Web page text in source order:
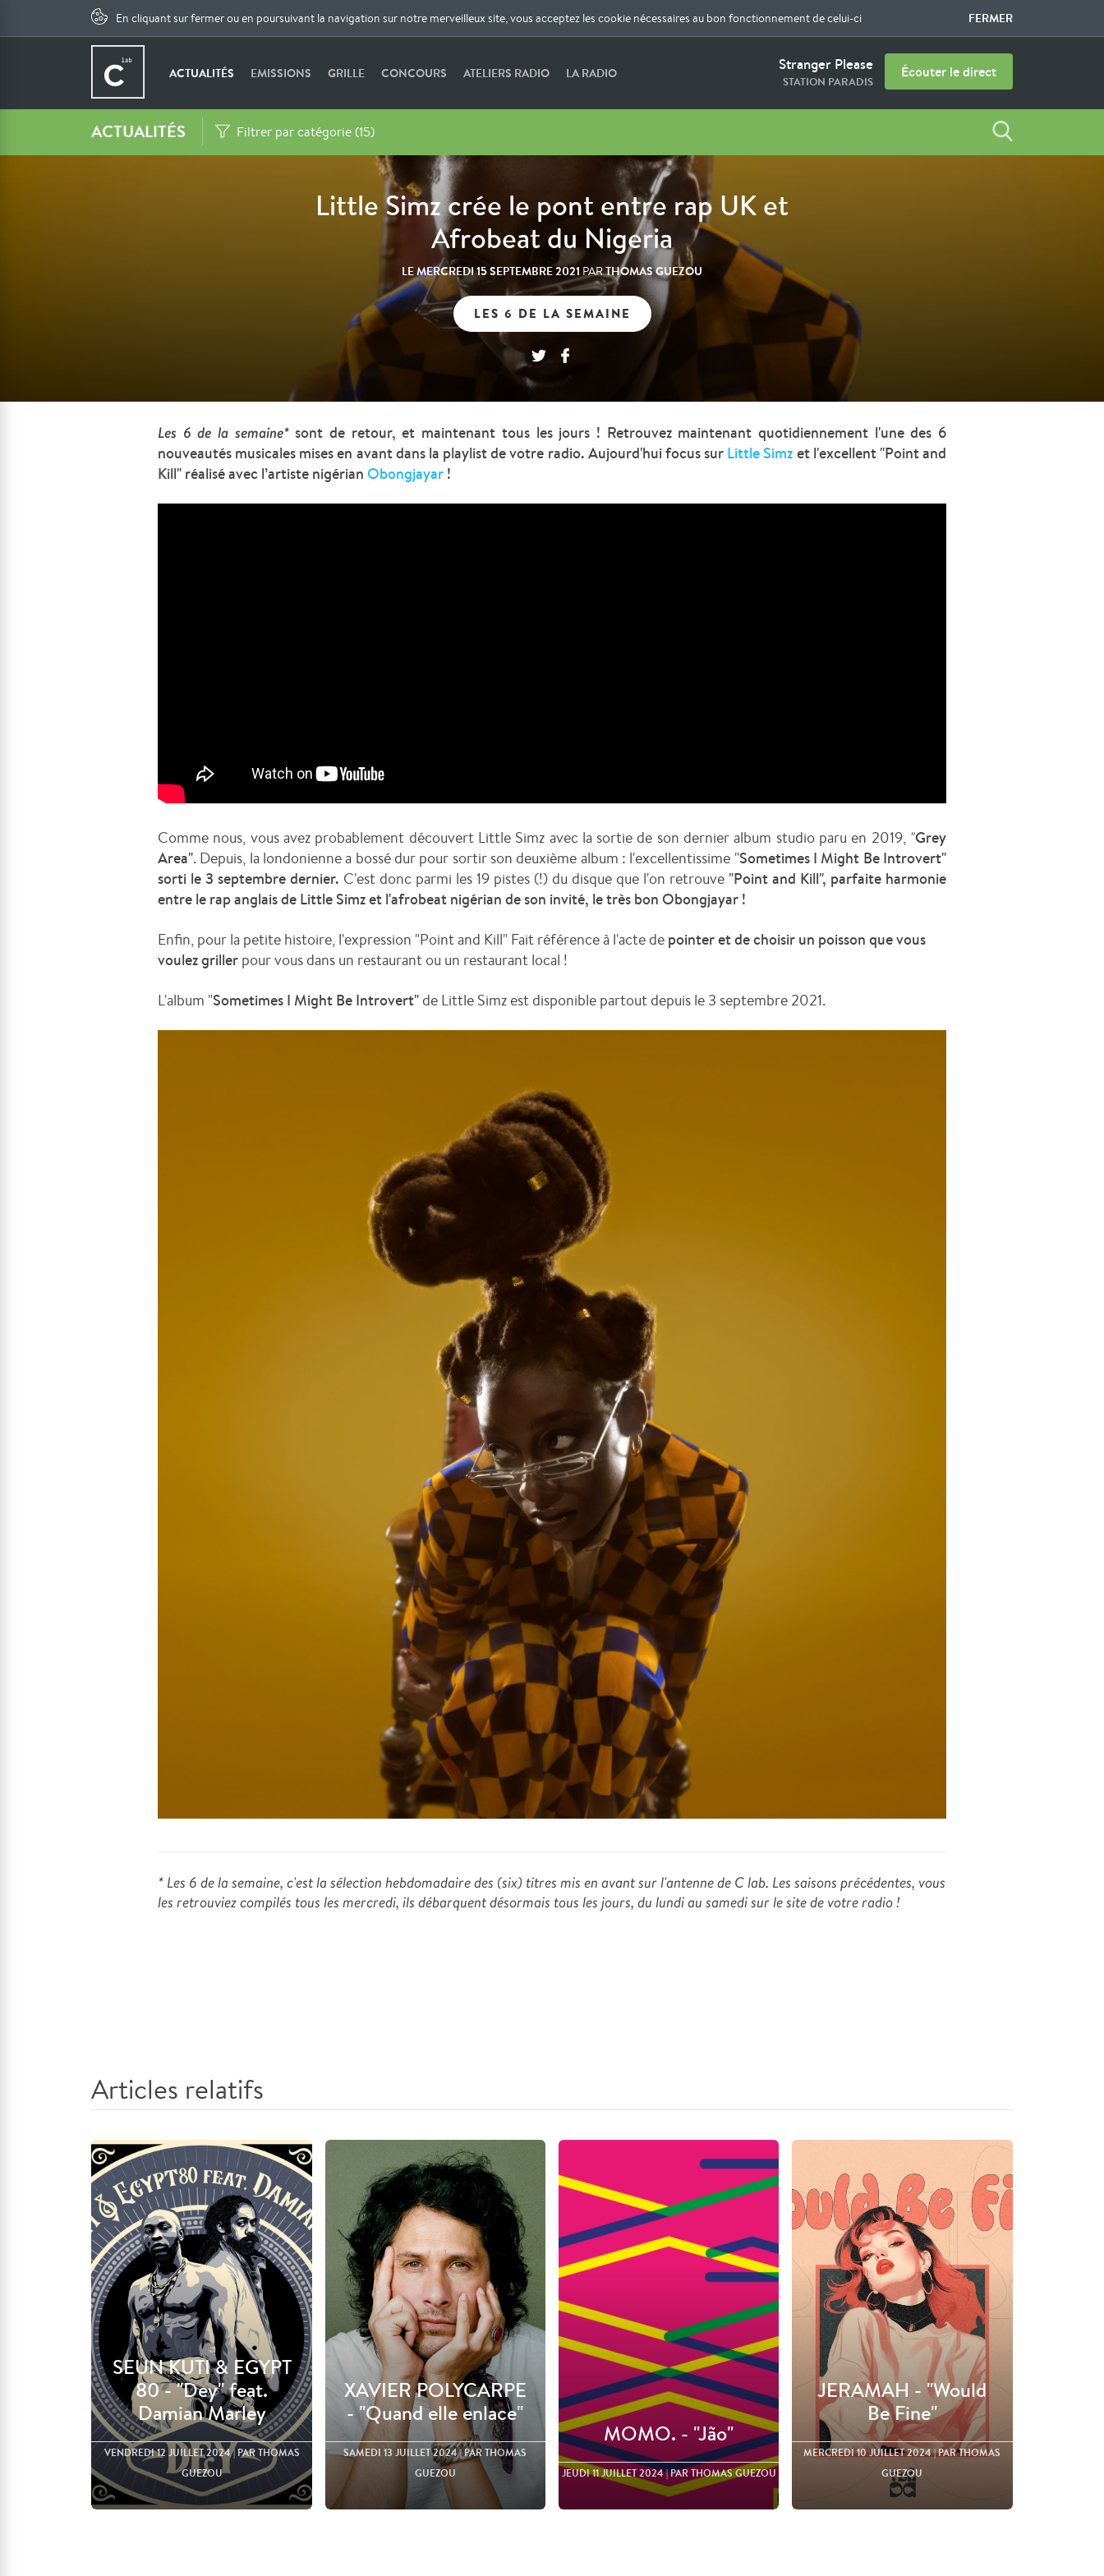
En cliquant sur fermer ou en poursuivant la navigation sur notre merveilleux site, vous acceptez les cookie nécessaires au bon fonctionnement de celui-ci FERMER
ACTUALITÉS EMISSIONS GRILLE CONCOURS ATELIERS RADIO LA RADIO Stranger Please
STATION PARADIS
Écouter le direct
ACTUALITÉS Filtrer par catégorie (15)
Little Simz crée le pont entre rap UK et
Afrobeat du Nigeria
LEMERCREDI 15 SEPTEMBRE 2021 PARTHOMAS GUEZOU
LES 6 DE LA SEMAINE
Les 6 de la semaine*sont de retour, et maintenant tous les jours ! Retrouvez maintenant quotidiennement l'une des 6
nouveautés musicales mises en avant dans la playlist de votre radio. Aujourd'hui focus sur Little Simz et l'excellent "Point and
Kill" réalisé avec l’artiste nigérian Obongjayar !
Comme nous, vous avez probablement découvert Little Simz avec la sortie de son dernier album studio paru en 2019,"Grey
Area". Depuis, la londonienne a bossé dur pour sortir son deuxième album : l'excellentissime "Sometimes I Might Be Introvert"
sorti le 3 septembre dernier. C'est donc parmi les 19 pistes (!) du disque que l'on retrouve "Point and Kill", parfaite harmonie
entre le rap anglais de Little Simz et l'afrobeat nigérian de son invité, le très bon Obongjayar !
Enfin, pour la petite histoire, l'expression "Point and Kill" Fait référence à l'acte de pointer et de choisir un poisson que vous
voulez griller pour vous dans un restaurant ou un restaurant local !
L'album "Sometimes I Might Be Introvert" de Little Simz est disponible partout depuis le 3 septembre 2021.
* Les 6 de la semaine, c'est la sélection hebdomadaire des (six) titres mis en avant sur l'antenne de C lab. Les saisons précédentes, vous
les retrouviez compilés tous les mercredi, ils débarquent désormais tous les jours, du lundi au samedi sur le site de votre radio !
Articles relatifs
SEUN KUTI & EGYPT
80 - "Dey" feat.
Damian Marley
VENDREDI 12 JUILLET 2024| PAR THOMAS
GUEZOU
XAVIER POLYCARPE
- "Quand elle enlace"
SAMEDI 13 JUILLET 2024| PAR THOMAS
GUEZOU
MOMO. - "Jão"
JEUDI 11 JUILLET 2024| PAR THOMAS GUEZOU
JERAMAH - "Would
Be Fine"
MERCREDI 10 JUILLET 2024| PAR THOMAS
GUEZOU